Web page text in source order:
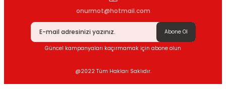
onurmot@hotmail.com
Abone Ol
Güncel kampanyaları kaçırmamak için abone olun
@2022 Tüm Hakları Saklıdır.